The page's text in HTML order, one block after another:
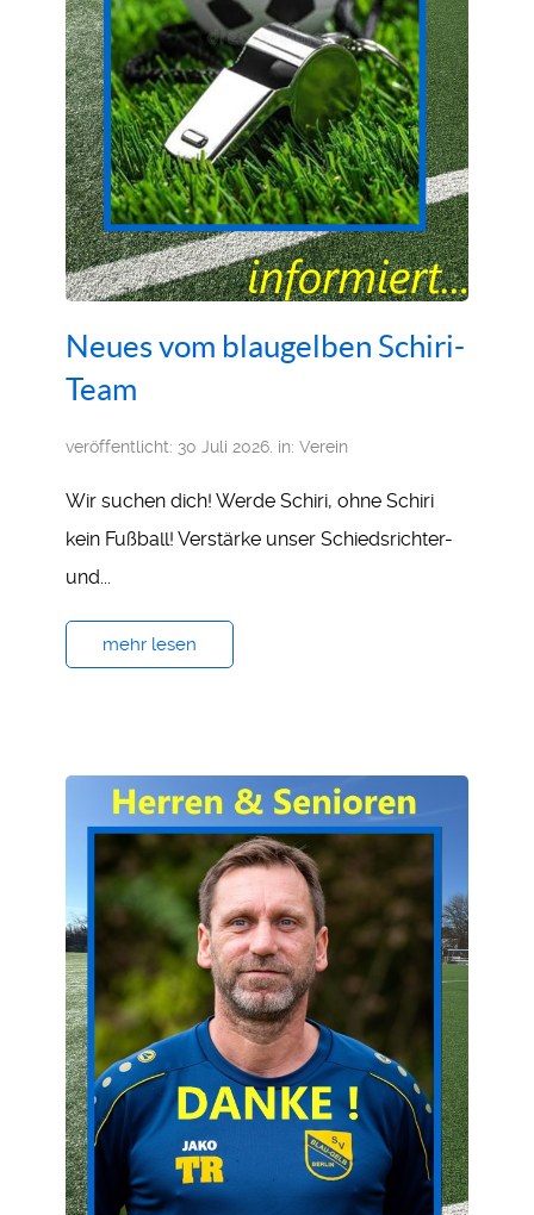
Neues vom blaugelben Schiri-
Team
veröffentlicht: 30 Juli 2026. in: Verein
Wir suchen dich! Werde Schiri, ohne Schiri
kein Fußball! Verstärke unser Schiedsrichter-
und...
mehr lesen